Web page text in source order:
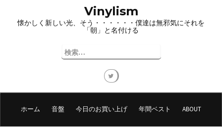
プ
Vinylism
懐かしく新しい光、そう・・・・・・僕達は無邪気にそれを
「朝」と名付ける
検
索:
ホーム 音盤 今日のお買い上げ 年間ベスト ABOUT